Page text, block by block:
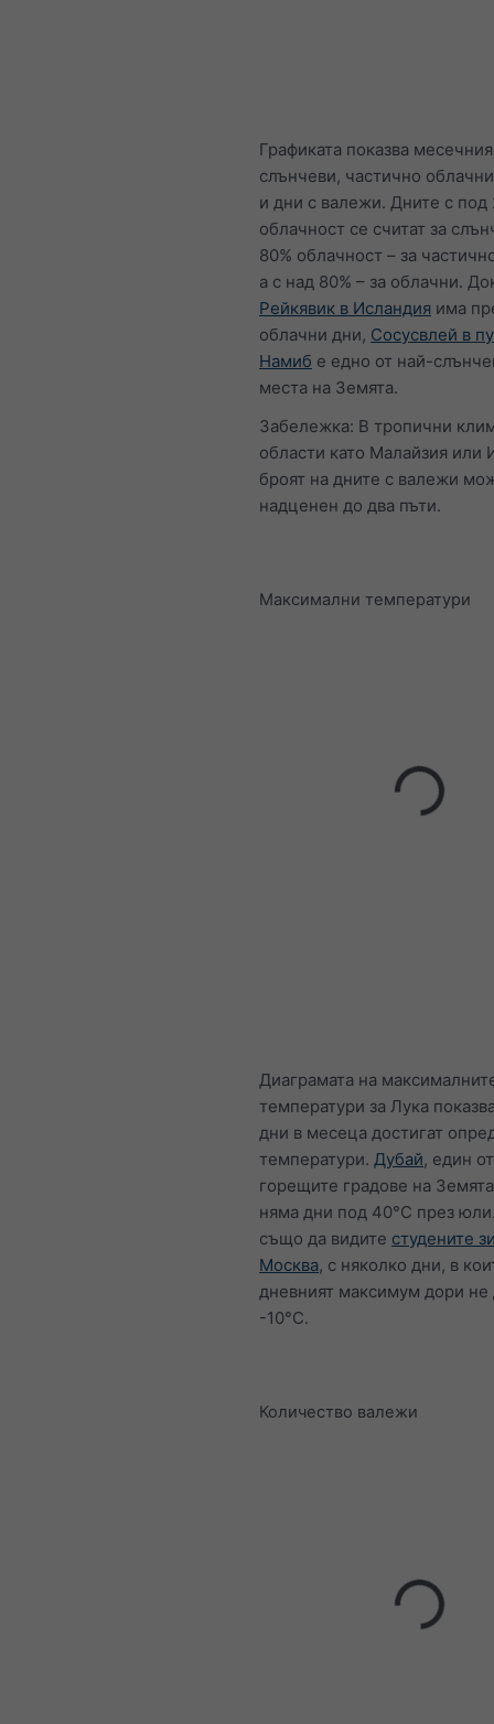
Графиката показва
слънчеви, частично
и дни с валежи. Дните с под
облачност се считат за
80% облачност – за
а с над 80% – за облачни.
Рейкявик в Исландия има
облачни дни, Сосусвлей в
Намиб е едно от най-
места на Земята.
Забележка: В тропични
области като Малайзия или
броят на дните с валежи
надценен до два пъти.
Максимални температури
Диаграмата на
температури за Лука
дни в месеца достигат
температури. Дубай, един
горещите градове на
няма дни под 40°C през
също да видите студените
Москва, с няколко дни, в
дневният максимум дори не
-10°C.
Количество валежи